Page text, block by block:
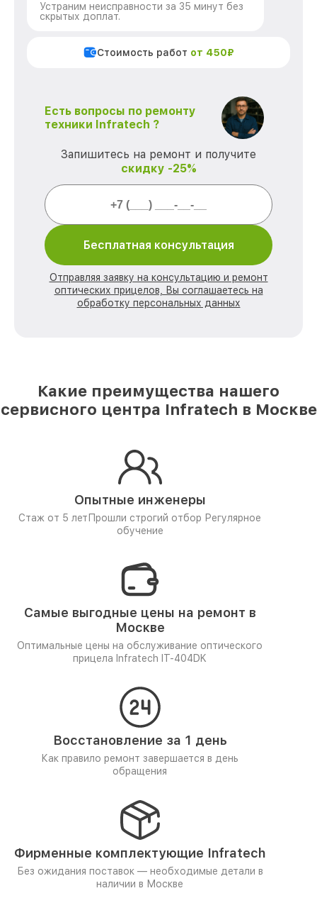
Устраним неисправности за 35 минут без
скрытых доплат.
Стоимость работ от 450₽
Есть вопросы по ремонту
техники Infratech ?
Запишитесь на ремонт и получите
скидку -25%
Бесплатная консультация
Отправляя заявку на консультацию и ремонт
оптических прицелов, Вы соглашаетесь на
обработку персональных данных
Какие преимущества нашего
сервисного центра Infratech в Москве
Опытные инженеры
Стаж от 5 лет Прошли строгий отбор Регулярное
обучение
Самые выгодные цены на ремонт в
Москве
Оптимальные цены на обслуживание оптического
прицела Infratech IT-404DK
Восстановление за 1 день
Как правило ремонт завершается в день
обращения
Фирменные комплектующие Infratech
Без ожидания поставок — необходимые детали в
наличии в Москве